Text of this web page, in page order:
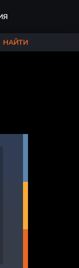
НАЙТИ